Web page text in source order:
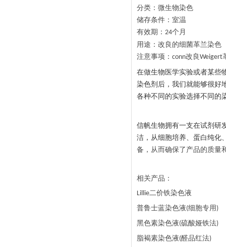
分类：微生物染色
储存条件：室温
有效期： 24个月
用途：改良的细菌革兰染色
注意事项： conn改良Weigert
在做生物医学实验或者某些
染色剂后，我们就能够很好
各种不同的实验选择不同的
信帆生物拥有一支在试剂研
洁，从细胞培养、蛋白纯化
备，从而确保了产品的质量
相关产品：
Lillie二价铁染色液
普鲁士蓝染色液(细胞专用 )
黑色素染色液(硫酸娅铁法)
脂褐素染色液(醛品红法)